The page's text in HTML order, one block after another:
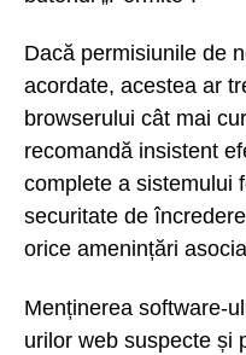
Dacă permisiunile de
acordate, acestea ar
browserului cât mai
recomandă insistent
complete a sistemului
securitate de
orice amenințări
Menținerea software-
urilor web suspecte și